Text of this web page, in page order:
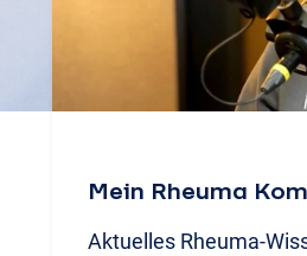
Mein Rheuma
Aktuelles Rheuma-